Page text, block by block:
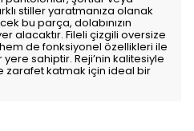
stiller yaratmanıza olanak
bu parça, dolabınızın
alacaktır. Fileli çizgili oversize
de fonksiyonel özellikleri ile
sahiptir. Reji’nin kalitesiyle
zarafet katmak için ideal bir